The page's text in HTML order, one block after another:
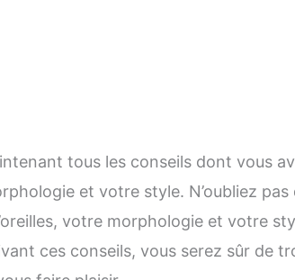
tous les conseils dont vous
et votre style. N’oubliez
votre morphologie et votre
ces conseils, vous serez sûr de